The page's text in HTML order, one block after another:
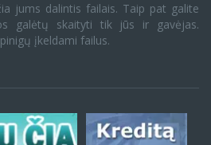
jums dalintis failais. Taip pat galite
galėtų skaityti tik jūs ir gavėjas.
įkeldami failus.